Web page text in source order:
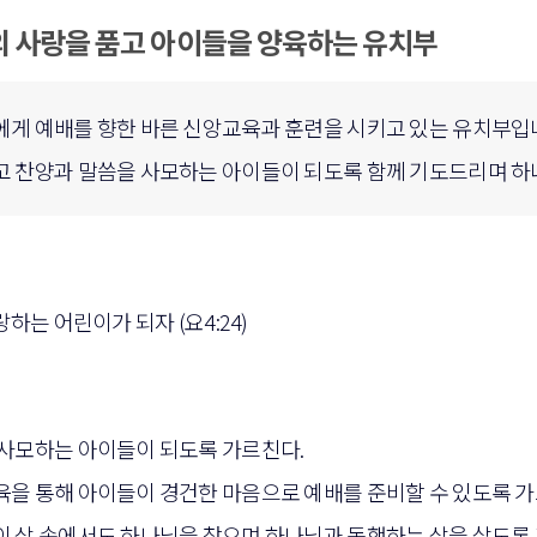
사랑을 품고 아이들을 양육하는 유치부
게 예배를 향한 바른 신앙교육과 훈련을 시키고 있는 유치부
찬양과 말씀을 사모하는 아이들이 되도록 함께 기도드리며
하는 어린이가 되자 (요4:24)
모하는 아이들이 되도록 가르친다.
을 통해 아이들이 경건한 마음으로 예배를 준비할 수 있도록